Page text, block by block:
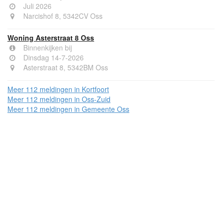
Juli 2026
Narcishof 8, 5342CV Oss
Woning Asterstraat 8 Oss
Binnenkijken bij
Dinsdag 14-7-2026
Asterstraat 8, 5342BM Oss
Meer 112 meldingen in Kortfoort
Meer 112 meldingen in Oss-Zuid
Meer 112 meldingen in Gemeente Oss